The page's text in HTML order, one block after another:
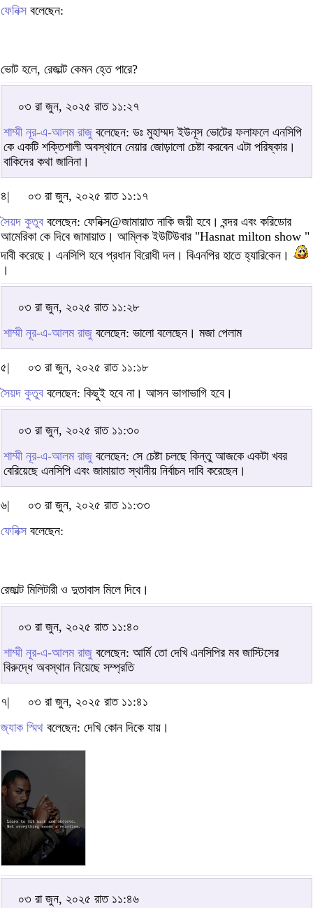
ফেনিক্স বলেছেন:
ভোট হলে, রেজাল্ট কেমন হ্তে পারে?
০৩ রা জুন, ২০২৫ রাত ১১:২৭
শাম্মী নূর-এ-আলম রাজু বলেছেন: ডঃ মুহাম্মদ ইউনূস ভোটের ফলাফলে এনসিপি
কে একটি শক্তিশালী অবস্থানে নেয়ার জোড়ালো চেষ্টা করবেন এটা পরিষ্কার।
বাকিদের কথা জানিনা।
৪|
০৩ রা জুন, ২০২৫ রাত ১১:১৭
সৈয়দ কুতুব বলেছেন: ফেনিক্স@জামায়াত নাকি জয়ী হবে। বন্দর এবং করিডোর
আমেরিকা কে দিবে জামায়াত। আম্লিক ইউটিউবার "Hasnat milton show "
দাবী করেছে। এনসিপি হবে প্রধান বিরোধী দল। বিএনপির হাতে হ্যারিকেন।
।
০৩ রা জুন, ২০২৫ রাত ১১:২৮
শাম্মী নূর-এ-আলম রাজু বলেছেন: ভালো বলেছেন। মজা পেলাম
৫|
০৩ রা জুন, ২০২৫ রাত ১১:১৮
সৈয়দ কুতুব বলেছেন: কিছুই হবে না। আসন ভাগাভাগি হবে।
০৩ রা জুন, ২০২৫ রাত ১১:৩০
শাম্মী নূর-এ-আলম রাজু বলেছেন: সে চেষ্টা চলছে কিন্তু আজকে একটা খবর
বেরিয়েছে এনসিপি এবং জামায়াত স্থানীয় নির্বাচন দাবি করেছেন।
৬|
০৩ রা জুন, ২০২৫ রাত ১১:৩৩
ফেনিক্স বলেছেন:
রেজাল্ট মিলিটারী ও দুতাবাস মিলে দিবে।
০৩ রা জুন, ২০২৫ রাত ১১:৪০
শাম্মী নূর-এ-আলম রাজু বলেছেন: আর্মি তো দেখি এনসিপির মব জাস্টিসের
বিরুদ্ধে অবস্থান নিয়েছে সম্প্রতি
৭|
০৩ রা জুন, ২০২৫ রাত ১১:৪১
জ্যাক স্মিথ বলেছেন: দেখি কোন দিকে যায়।
০৩ রা জুন, ২০২৫ রাত ১১:৪৬